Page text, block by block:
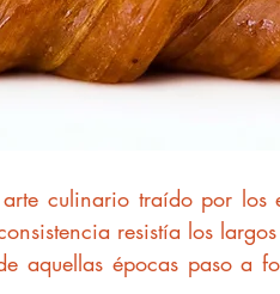
culinario traído por los
resistía los
aquellas épocas paso a